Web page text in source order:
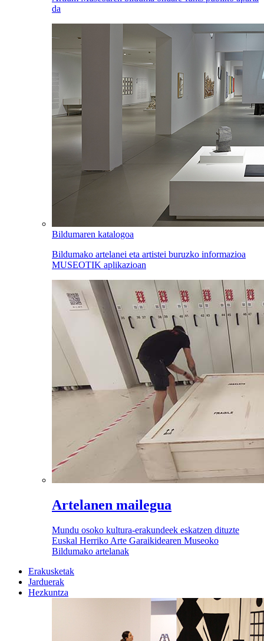
da
Bildumaren katalogoa
Bildumako artelanei eta artistei buruzko informazioa
MUSEOTIK aplikazioan
Artelanen mailegua
Mundu osoko kultura-erakundeek eskatzen dituzte
Euskal Herriko Arte Garaikidearen Museoko
Bildumako artelanak
Erakusketak
Jarduerak
Hezkuntza